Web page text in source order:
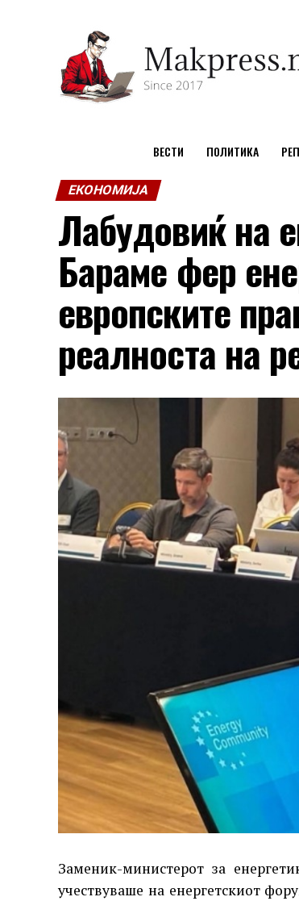
ВЕСТИ ПОЛИТИКА
ЕКОНОМИЈА
Лабудовиќ на
Бараме фер
европските
реалноста на
Заменик-министерот за
учествуваше на енергетскиот